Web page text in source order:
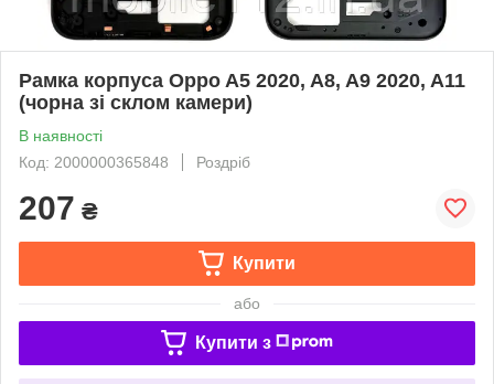
Рамка корпуса Oppo A5 2020, A8, A9 2020, A11
(чорна зі склом камери)
В наявності
Код: 2000000365848
Роздріб
207 ₴
Купити
або
Купити з